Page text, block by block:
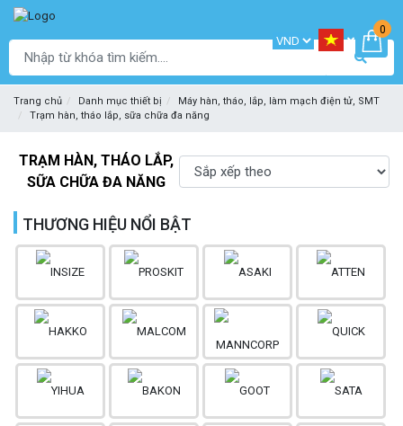
0
Trang chủ Danh mục thiết bị
Máy hàn, tháo, lắp, làm mạch điện tử, SMT
Trạm hàn, tháo lắp, sữa chữa đa năng
TRẠM HÀN, THÁO LẮP,
SỮA CHỮA ĐA NĂNG
THƯƠNG HIỆU NỔI BẬT